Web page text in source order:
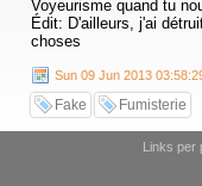
Voyeurisme quand tu
Édit: D'ailleurs, j'ai
choses
Sun 09 Jun 2013
Fake Fumisterie
Links per